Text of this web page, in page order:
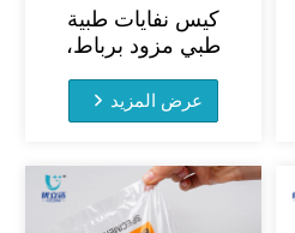
كيس نفايات طبية
طبي مزود برباط،
مناسب للمستشفيات
عرض المزيد